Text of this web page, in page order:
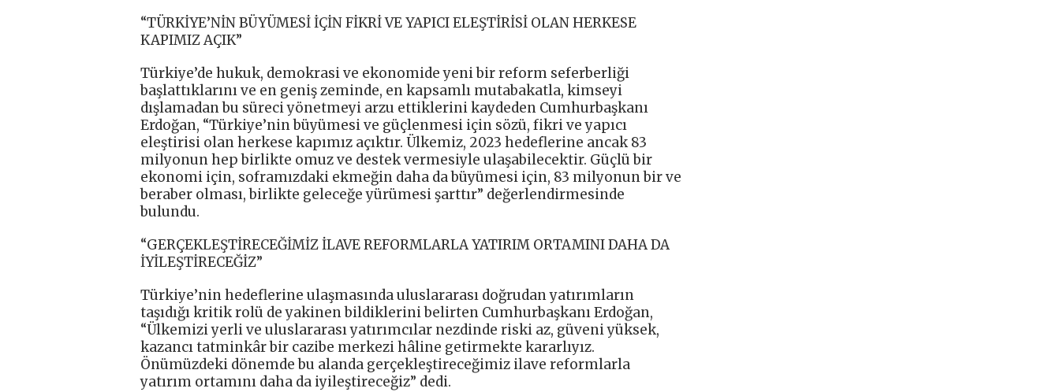
“TÜRKİYE’NİN BÜYÜMESİ İÇİN FİKRİ VE YAPICI ELEŞTİRİSİ OLAN HERKESE
KAPIMIZ AÇIK”
Türkiye’de hukuk, demokrasi ve ekonomide yeni bir reform seferberliği
başlattıklarını ve en geniş zeminde, en kapsamlı mutabakatla, kimseyi
dışlamadan bu süreci yönetmeyi arzu ettiklerini kaydeden Cumhurbaşkanı
Erdoğan, “Türkiye’nin büyümesi ve güçlenmesi için sözü, fikri ve yapıcı
eleştirisi olan herkese kapımız açıktır. Ülkemiz, 2023 hedeflerine ancak 83
milyonun hep birlikte omuz ve destek vermesiyle ulaşabilecektir. Güçlü bir
ekonomi için, soframızdaki ekmeğin daha da büyümesi için, 83 milyonun bir ve
beraber olması, birlikte geleceğe yürümesi şarttır” değerlendirmesinde
bulundu.
“GERÇEKLEŞTİRECEĞİMİZ İLAVE REFORMLARLA YATIRIM ORTAMINI DAHA DA
İYİLEŞTİRECEĞİZ”
Türkiye’nin hedeflerine ulaşmasında uluslararası doğrudan yatırımların
taşıdığı kritik rolü de yakinen bildiklerini belirten Cumhurbaşkanı Erdoğan,
“Ülkemizi yerli ve uluslararası yatırımcılar nezdinde riski az, güveni yüksek,
kazancı tatminkâr bir cazibe merkezi hâline getirmekte kararlıyız.
Önümüzdeki dönemde bu alanda gerçekleştireceğimiz ilave reformlarla
yatırım ortamını daha da iyileştireceğiz” dedi.